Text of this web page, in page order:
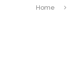
Home